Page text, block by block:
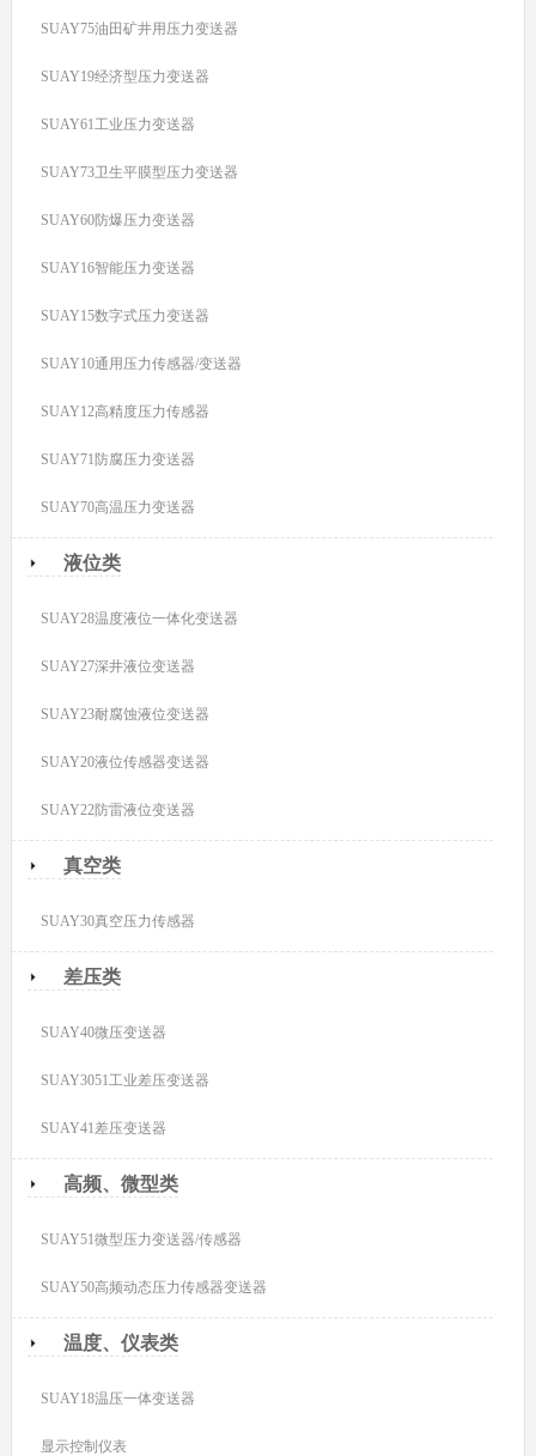
SUAY75油田矿井用压力变送器
SUAY19经济型压力变送器
SUAY61工业压力变送器
SUAY73卫生平膜型压力变送器
SUAY60防爆压力变送器
SUAY16智能压力变送器
SUAY15数字式压力变送器
SUAY10通用压力传感器/变送器
SUAY12高精度压力传感器
SUAY71防腐压力变送器
SUAY70高温压力变送器
液位类
SUAY28温度液位一体化变送器
SUAY27深井液位变送器
SUAY23耐腐蚀液位变送器
SUAY20液位传感器变送器
SUAY22防雷液位变送器
真空类
SUAY30真空压力传感器
差压类
SUAY40微压变送器
SUAY3051工业差压变送器
SUAY41差压变送器
高频、微型类
SUAY51微型压力变送器/传感器
SUAY50高频动态压力传感器变送器
温度、仪表类
SUAY18温压一体变送器
显示控制仪表